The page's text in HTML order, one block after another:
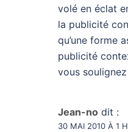
volé en éclat
la publicité
qu’une forme
publicité
vous
Jean-no dit :
30 MAI 2010 À 1